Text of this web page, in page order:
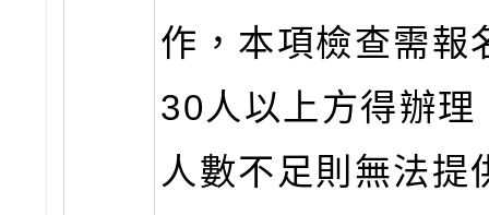
作，本項檢查需報
30人以上方得辦理
人數不足則無法提